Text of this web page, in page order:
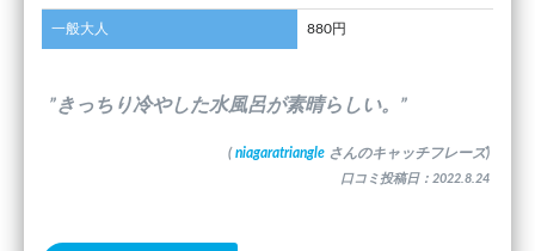
一般大人 880円
”きっちり冷やした水風呂が素晴らしい。”
( niagaratriangle さんのキャッチフレーズ)
口コミ投稿日：2022.8.24